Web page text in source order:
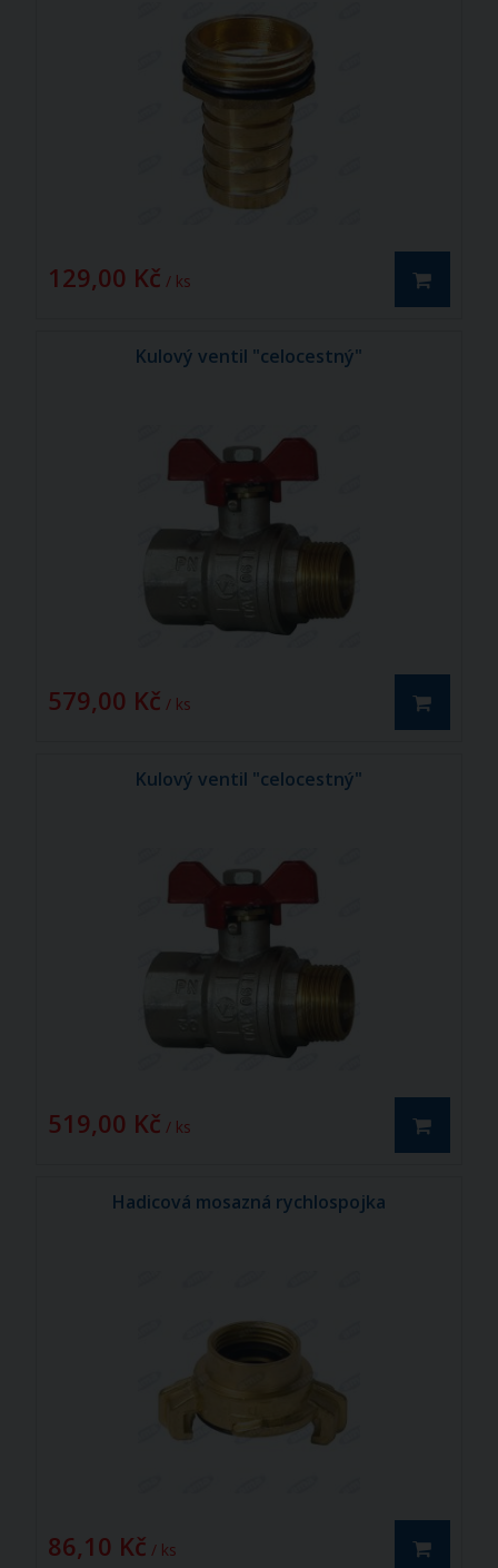
129,00 Kč / ks
Kulový ventil "celocestný"
579,00 Kč / ks
Kulový ventil "celocestný"
519,00 Kč / ks
Hadicová mosazná rychlospojka
86,10 Kč / ks